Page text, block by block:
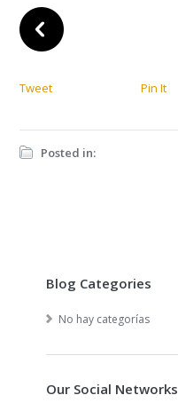
Tweet Pin It
Posted in:
Blog Categories
No hay categorías
Our Social Networks